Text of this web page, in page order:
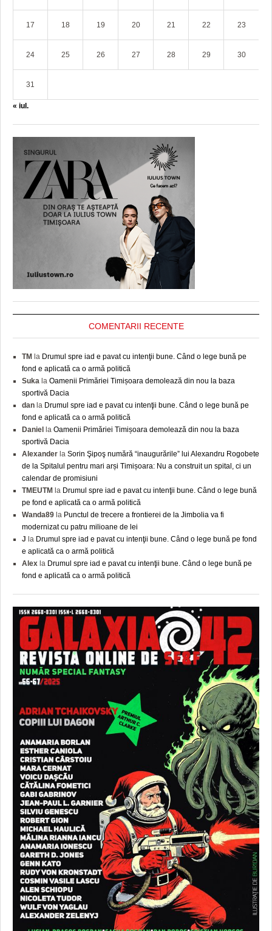
17 18 19 20 21 22 23
24 25 26 27 28 29 30
31
« iul.
COMENTARII RECENTE
TM la Drumul spre iad e pavat cu intenţii bune. Când o lege bună pe
fond e aplicată ca o armă politică
Suka la Oamenii Primăriei Timișoara demolează din nou la baza
sportivă Dacia
dan la Drumul spre iad e pavat cu intenţii bune. Când o lege bună pe
fond e aplicată ca o armă politică
Daniel la Oamenii Primăriei Timișoara demolează din nou la baza
sportivă Dacia
Alexander la Sorin Şipoş numără “inaugurările” lui Alexandru Rogobete
de la Spitalul pentru mari arși Timișoara: Nu a construit un spital, ci un
calendar de promisiuni
TMEUTM la Drumul spre iad e pavat cu intenţii bune. Când o lege bună
pe fond e aplicată ca o armă politică
Wanda89 la Punctul de trecere a frontierei de la Jimbolia va fi
modernizat cu patru milioane de lei
J la Drumul spre iad e pavat cu intenţii bune. Când o lege bună pe fond
e aplicată ca o armă politică
Alex la Drumul spre iad e pavat cu intenţii bune. Când o lege bună pe
fond e aplicată ca o armă politică